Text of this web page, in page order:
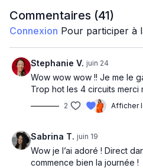
CIRCUIT 1 :
Skaters
Fast feet to plank
jack punch
Circuit 2 :
Squat front kick
Squat to plank
Under punch
Circuit 3 :
Commentaires (41)
Connexion Pour participer à
Stephanie V. juin 24
Wow wow wow !! Je me le
Trop hot les 4 circuits merci
2 Afficher
Sabrina T. juin 19
Wow je l’ai adoré ! Direct
commence bien la journée !